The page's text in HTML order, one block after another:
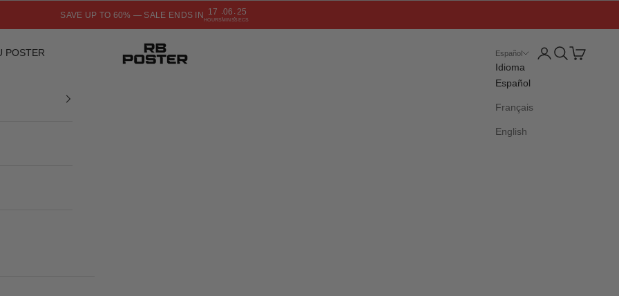
SAVE UP TO 60% — SALE ENDS IN 17
HOURS:06
MINS: 24
SECS
RB POSTER
POSTER Español
Idioma
Español
Français
English
Iniciar sesión
Buscar
Cesta